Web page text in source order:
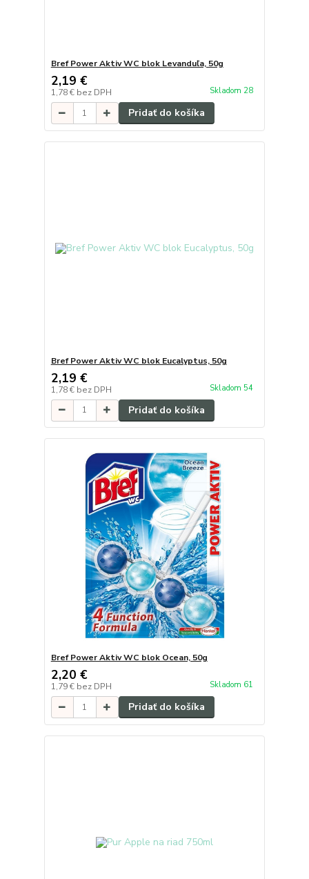
Bref Power Aktiv WC blok Levanduľa, 50g
2,19 €
1,78 € bez DPH Skladom 28
Pridať do košíka
Bref Power Aktiv WC blok Eucalyptus, 50g
2,19 €
1,78 € bez DPH Skladom 54
Pridať do košíka
Bref Power Aktiv WC blok Ocean, 50g
2,20 €
1,79 € bez DPH Skladom 61
Pridať do košíka